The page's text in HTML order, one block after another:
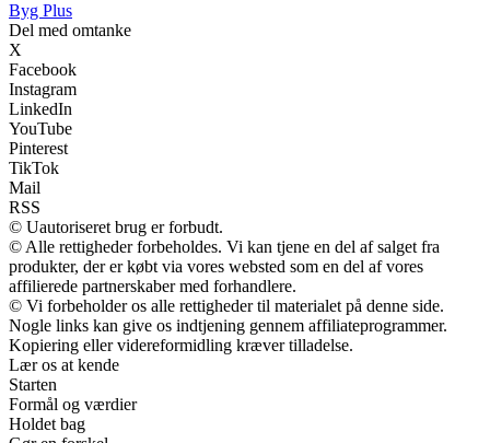
Byg Plus
Del med omtanke
X
Facebook
Instagram
LinkedIn
YouTube
Pinterest
TikTok
Mail
RSS
© Uautoriseret brug er forbudt.
© Alle rettigheder forbeholdes. Vi kan tjene en del af salget fra
produkter, der er købt via vores websted som en del af vores
affilierede partnerskaber med forhandlere.
© Vi forbeholder os alle rettigheder til materialet på denne side.
Nogle links kan give os indtjening gennem affiliateprogrammer.
Kopiering eller videreformidling kræver tilladelse.
Lær os at kende
Starten
Formål og værdier
Holdet bag